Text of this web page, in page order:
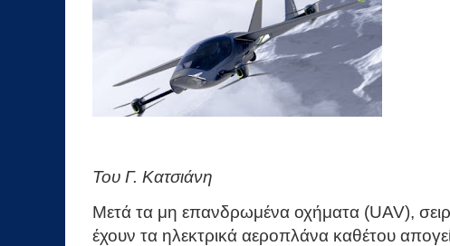
Του Γ. Κατσιάνη
Μετά τα μη επανδρωμένα οχήματα (UAV),
έχουν τα ηλεκτρικά αεροπλάνα καθέτου